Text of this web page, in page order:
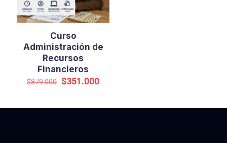
Curso
Administración de
Recursos
Financieros
$879.000 El
era:
$351.000El
es: